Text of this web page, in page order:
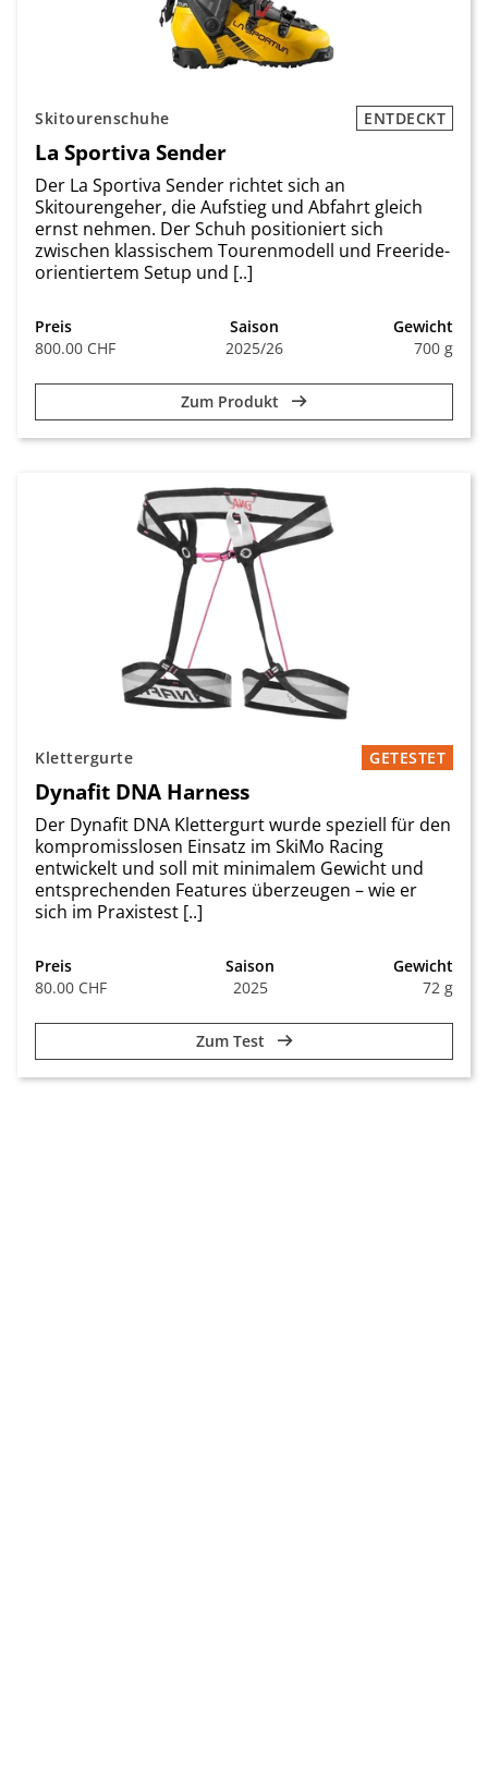
Skitourenschuhe ENTDECKT
La Sportiva Sender
Der La Sportiva Sender richtet sich an
Skitourengeher, die Aufstieg und Abfahrt gleich
ernst nehmen. Der Schuh positioniert sich
zwischen klassischem Tourenmodell und Freeride-
orientiertem Setup und [..]
Preis
800.00 CHF
Saison
2025/26
Gewicht
700 g
Zum Produkt
Klettergurte GETESTET
Dynafit DNA Harness
Der Dynafit DNA Klettergurt wurde speziell für den
kompromisslosen Einsatz im SkiMo Racing
entwickelt und soll mit minimalem Gewicht und
entsprechenden Features überzeugen – wie er
sich im Praxistest [..]
Preis
80.00 CHF
Saison
2025
Gewicht
72 g
Zum Test